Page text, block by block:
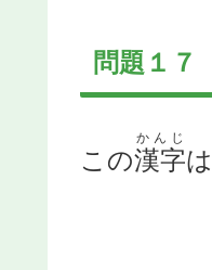
問題１７
この漢字
かんじ
は